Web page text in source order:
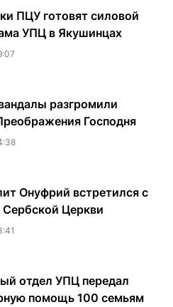
ПЦУ готовят силовой
УПЦ в Якушинцах
разгромили
Господня
Онуфрий встретился с
Церкви
отдел УПЦ передал
помощь 100 семьям